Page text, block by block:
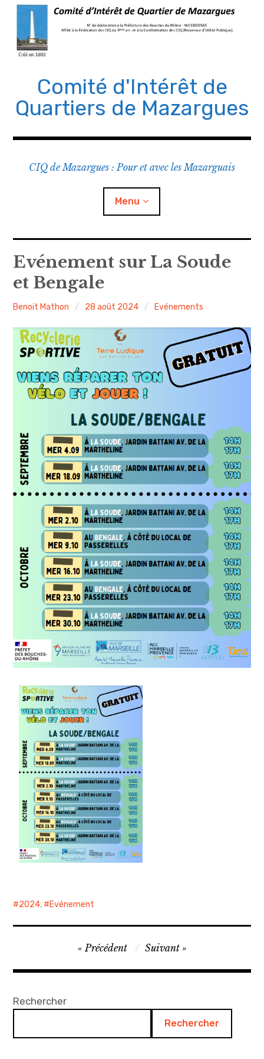
Comité d'Intérêt de
Quartiers de Mazargues
CIQ de Mazargues : Pour et avec les Mazarguais
Menu
Le CIQ
Nous joindre ou nous rejoindre
Compte rendu
Journaux
Evénements
Sécurité
Propreté – Gestion des déchets
Evénement sur La Soude
et Bengale
Benoit Mathon 28 août 2024 Evénements
2024, Evénement
Précédent Suivant
Rechercher
Rechercher